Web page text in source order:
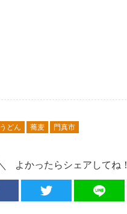
うどん 蕎麦 門真市
よかったらシェアしてね！